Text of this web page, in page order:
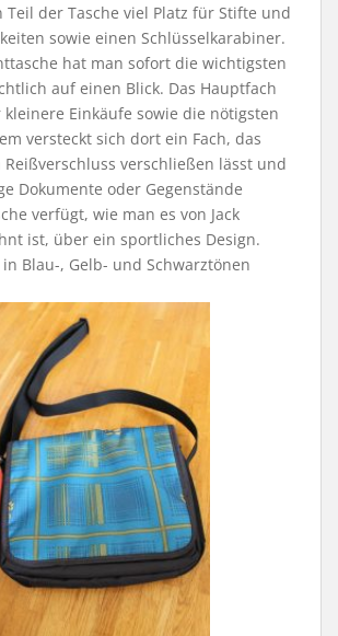
Teil der Tasche viel Platz für Stifte und
sowie einen Schlüsselkarabiner.
hat man sofort die wichtigsten
auf einen Blick. Das Hauptfach
Einkäufe sowie die nötigsten
versteckt sich dort ein Fach, das
verschließen lässt und
Dokumente oder Gegenstände
verfügt, wie man es von Jack
ist, über ein sportliches Design.
Blau-, Gelb- und Schwarztönen